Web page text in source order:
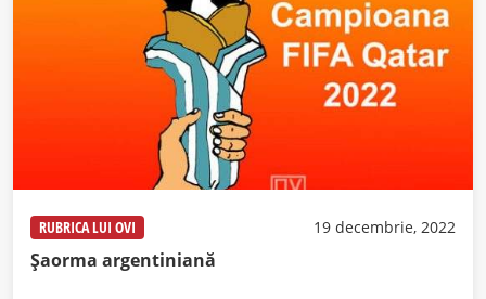
RUBRICA LUI OVI 19 decembrie, 2022
Șaorma argentiniană